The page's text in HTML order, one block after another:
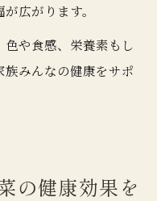
広がります。
や食感、栄養素もし
みんなの健康をサポ
の健康効果を